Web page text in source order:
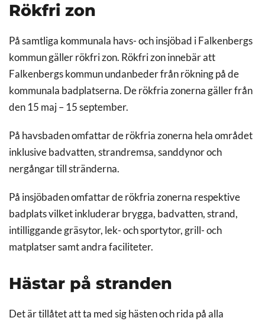
Rökfri zon
På samtliga kommunala havs- och insjöbad i Falkenbergs
kommun gäller rökfri zon. Rökfri zon innebär att
Falkenbergs kommun undanbeder från rökning på de
kommunala badplatserna. De rökfria zonerna gäller från
den 15 maj – 15 september.
På havsbaden omfattar de rökfria zonerna hela området
inklusive badvatten, strandremsa, sanddynor och
nergångar till stränderna.
På insjöbaden omfattar de rökfria zonerna respektive
badplats vilket inkluderar brygga, badvatten, strand,
intilliggande gräsytor, lek- och sportytor, grill- och
matplatser samt andra faciliteter.
Hästar på stranden
Det är tillåtet att ta med sig hästen och rida på alla